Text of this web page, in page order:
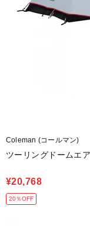
Coleman (コールマン)
ツーリングドームエ
¥20,768
20％OFF